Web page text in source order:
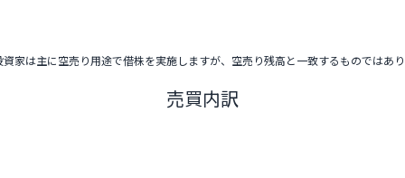
家は主に空売り用途で借株を実施しますが、空売り残高と一致するものではあ
売買内訳